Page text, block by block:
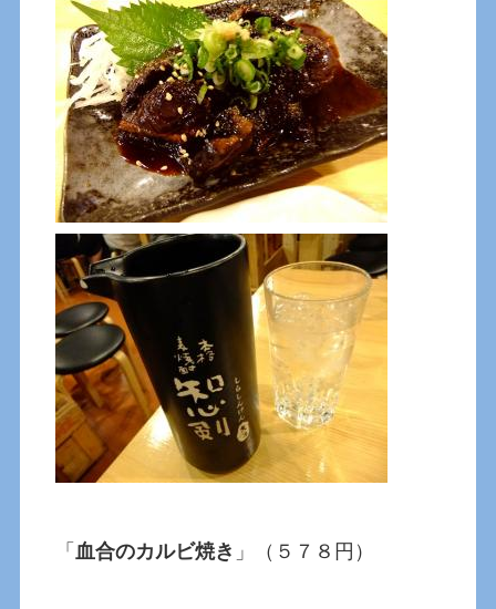
「血合のカルビ焼き 」（５７８円）